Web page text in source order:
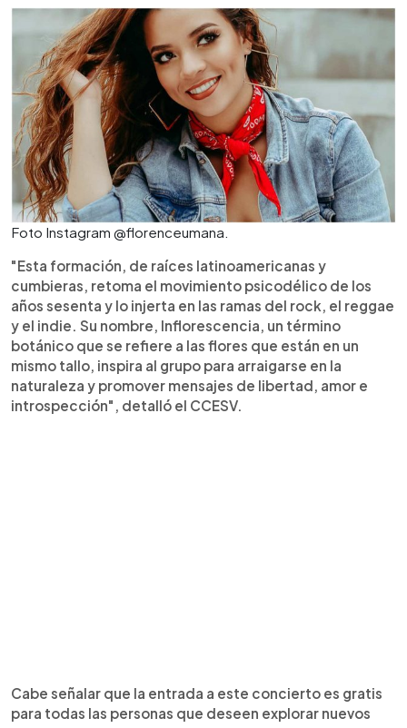
Foto Instagram @florenceumana.
"Esta formación, de raíces latinoamericanas y
cumbieras, retoma el movimiento psicodélico de los
años sesenta y lo injerta en las ramas del rock, el reggae
y el indie. Su nombre, Inflorescencia, un término
botánico que se refiere a las flores que están en un
mismo tallo, inspira al grupo para arraigarse en la
naturaleza y promover mensajes de libertad, amor e
introspección", detalló el CCESV.
Cabe señalar que la entrada a este concierto es gratis
para todas las personas que deseen explorar nuevos